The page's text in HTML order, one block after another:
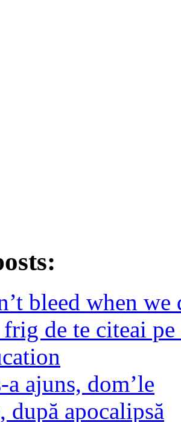
bleed when we
frig de te citeai
a ajuns, dom’le
după apocalipsă